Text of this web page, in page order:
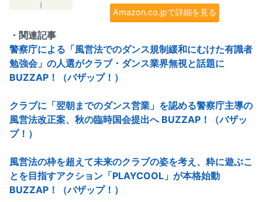
Amazon.co.jpで詳細を見る
・関連記事
警察庁による「風営法でのダンス規制緩和にむけた有識者
勉強会」の人選がクラブ・ダンス業界無視と話題に
BUZZAP！（バザップ！）
クラブに「翌朝までのダンス営業」を認める警察庁主導の
風営法改正案、秋の臨時国会提出へ BUZZAP！（バザッ
プ！）
風営法の枠を超えて未来のクラブの姿を考え、粋に遊ぶこ
とを目指すアクション「PLAYCOOL」が本格始動
BUZZAP！（バザップ！）